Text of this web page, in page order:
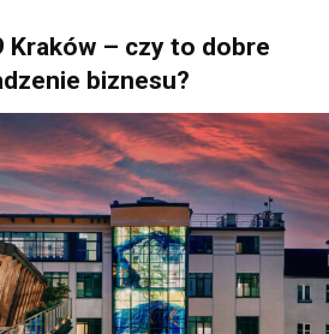
Kraków – czy to dobre
biznesu?